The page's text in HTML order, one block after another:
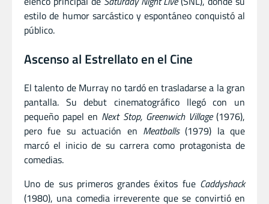
estilo de humor sarcástico y espontáneo conquistó al
público.
Ascenso al Estrellato en el Cine
El talento de Murray no tardó en trasladarse a la gran
pantalla. Su debut cinematográfico llegó con un
pequeño papel en Next Stop, Greenwich Village(1976),
pero fue su actuación en Meatballs(1979) la que
marcó el inicio de su carrera como protagonista de
comedias.
Uno de sus primeros grandes éxitos fue Caddyshack
(1980), una comedia irreverente que se convirtió en